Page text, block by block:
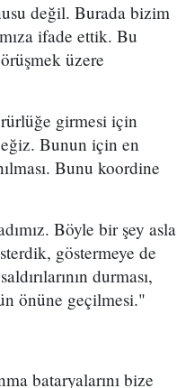
değil. Burada bizim
ifade ettik. Bu
üzere
girmesi için
Bunun için en
Bunu koordine
Böyle bir şey asla
göstermeye de
durması,
önüne geçilmesi."
bataryalarını bize